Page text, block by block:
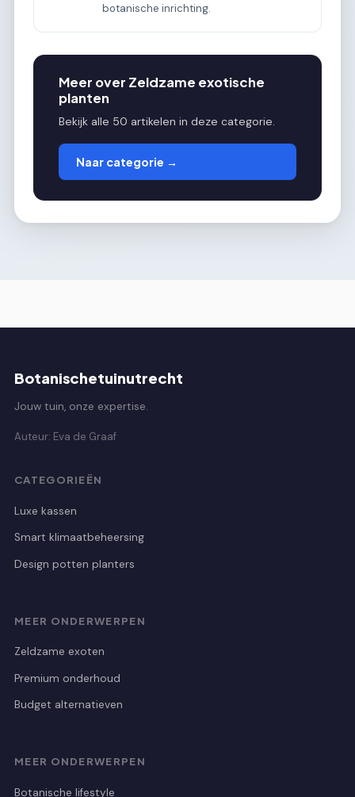
botanische inrichting.
Meer over Zeldzame exotische
planten
Bekijk alle 50 artikelen in deze categorie.
Naar categorie →
Botanischetuinutrecht
Jouw tuin, onze expertise.
Auteur: Eva de Graaf
CATEGORIEËN
Luxe kassen
Smart klimaatbeheersing
Design potten planters
MEER ONDERWERPEN
Zeldzame exoten
Premium onderhoud
Budget alternatieven
MEER ONDERWERPEN
Botanische lifestyle